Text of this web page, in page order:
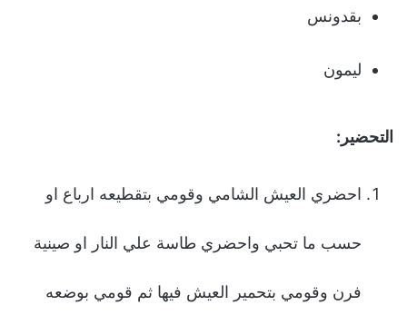
بقدونس
ليمون
التحضير:
احضري العيش الشامي وقومي بتقطيعه ارباع او
حسب ما تحبي واحضري طاسة علي النار او صينية
فرن وقومي بتحمير العيش فيها ثم قومي بوضعه